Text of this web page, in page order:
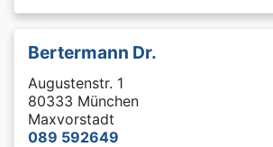
Bertermann Dr.
Augustenstr. 1
80333 München
Maxvorstadt
089 592649